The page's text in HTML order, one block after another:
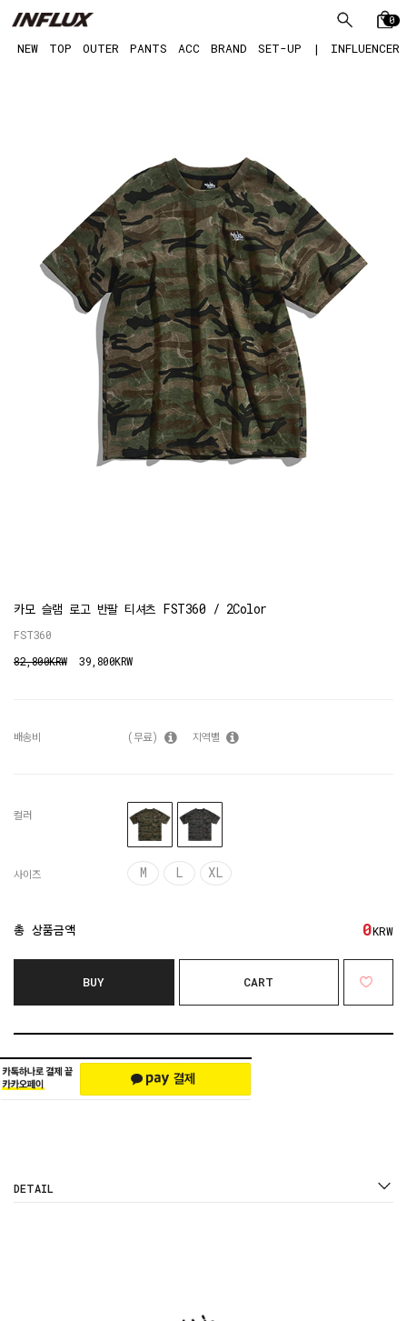
0
NEW TOP OUTER PANTS ACC BRAND SET-UP | INFLUENCER
카모 슬램 로고 반팔 티셔츠 FST360 / 2Color
FST360
82,800KRW
39,800KRW
배송비 (무료) 지역별
컬러
사이즈 M L XL
총 상품금액 0KRW
BUY CART
DETAIL